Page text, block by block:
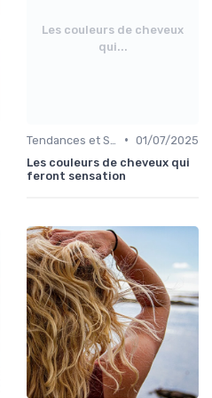
Les couleurs de cheveux
qui...
• 01/07/2025
Les couleurs de cheveux qui
feront sensation